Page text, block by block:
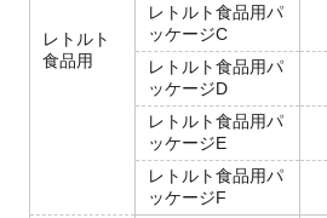
レトルト
食品用
レトルト食品用パ
ッケージC
レトルト食品用パ
ッケージD
レトルト食品用パ
ッケージE
レトルト食品用パ
ッケージF